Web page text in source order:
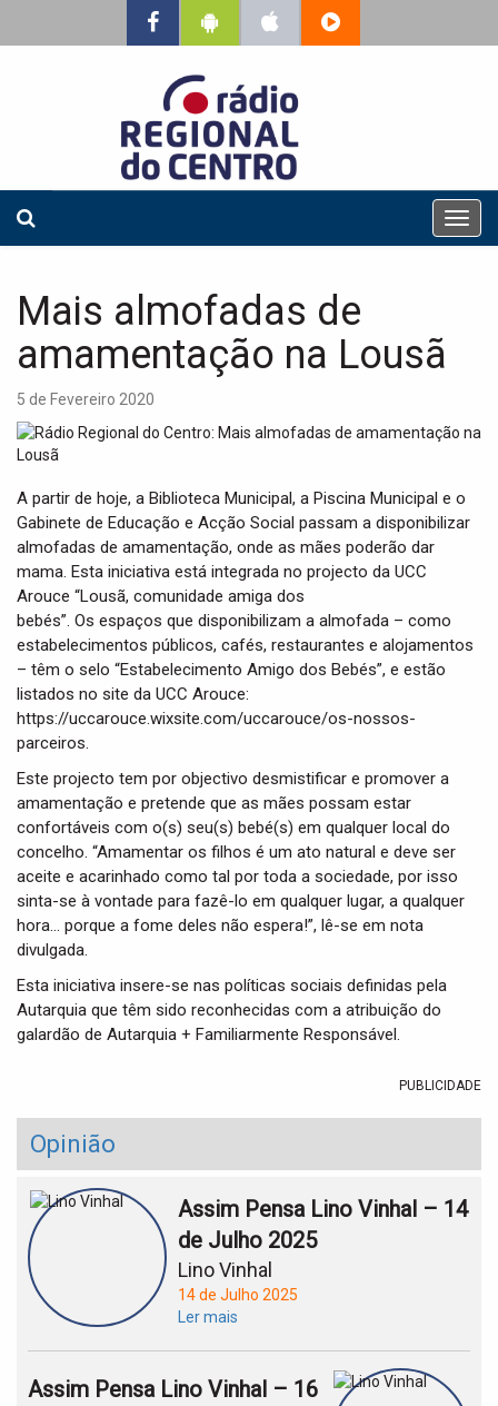
T
o
i
t
i
Mais almofadas de
amamentação na Lousã
5 de Fevereiro 2020
A partir de hoje, a Biblioteca Municipal, a Piscina Municipal e o
Gabinete de Educação e Acção Social passam a disponibilizar
almofadas de amamentação, onde as mães poderão dar
mama. Esta iniciativa está integrada no projecto da UCC
Arouce “Lousã, comunidade amiga dos
bebés”. Os espaços que disponibilizam a almofada – como
estabelecimentos públicos, cafés, restaurantes e alojamentos
– têm o selo “Estabelecimento Amigo dos Bebés”, e estão
listados no site da UCC Arouce:
https://uccarouce.wixsite.com/uccarouce/os-nossos-
parceiros.
Este projecto tem por objectivo desmistificar e promover a
amamentação e pretende que as mães possam estar
confortáveis com o(s) seu(s) bebé(s) em qualquer local do
concelho. “Amamentar os filhos é um ato natural e deve ser
aceite e acarinhado como tal por toda a sociedade, por isso
sinta-se à vontade para fazê-lo em qualquer lugar, a qualquer
hora… porque a fome deles não espera!”, lê-se em nota
divulgada.
Esta iniciativa insere-se nas políticas sociais definidas pela
Autarquia que têm sido reconhecidas com a atribuição do
galardão de Autarquia + Familiarmente Responsável.
PUBLICIDADE
Opinião
Assim Pensa Lino Vinhal – 14
de Julho 2025
Lino Vinhal
14 de Julho 2025
Ler mais
Assim Pensa Lino Vinhal – 16